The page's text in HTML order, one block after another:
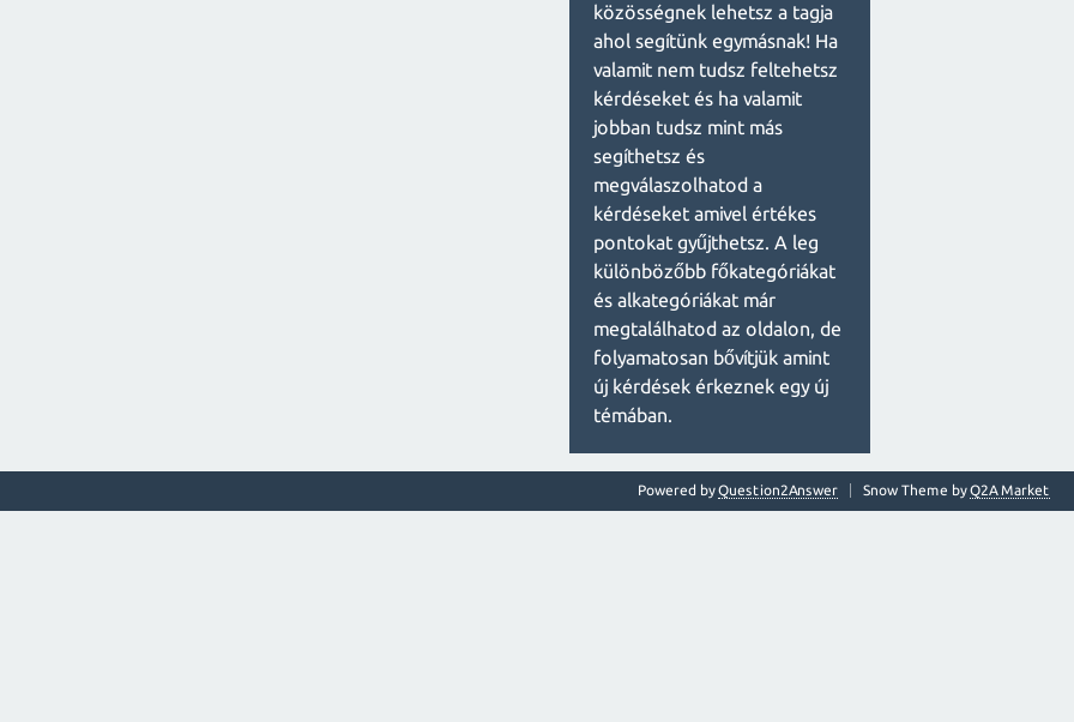
közösségnek lehetsz a tagja
ahol segítünk egymásnak! Ha
valamit nem tudsz feltehetsz
kérdéseket és ha valamit
jobban tudsz mint más
segíthetsz és
megválaszolhatod a
kérdéseket amivel értékes
pontokat gyűjthetsz. A leg
különbözőbb főkategóriákat
és alkategóriákat már
megtalálhatod az oldalon, de
folyamatosan bővítjük amint
új kérdések érkeznek egy új
témában.
Snow Theme byQ2A Market
Powered byQuestion2Answer